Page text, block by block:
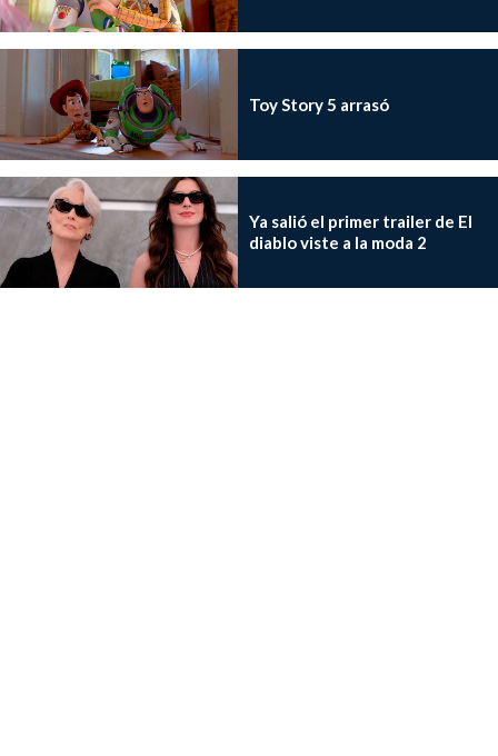
Toy Story 5 arrasó
Ya salió el primer trailer de El
diablo viste a la moda 2